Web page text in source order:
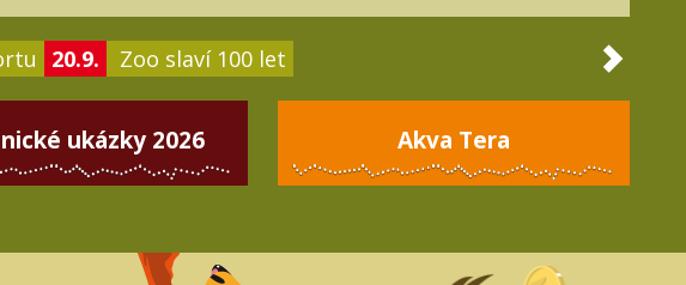
20.9. Zoo slaví 100 let
ukázky 2026 Akva Tera